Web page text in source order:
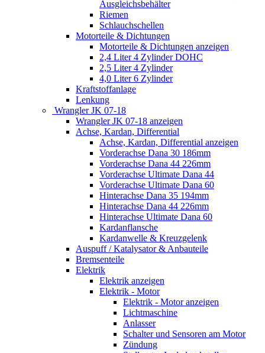
Ausgleichsbehälter
Riemen
Schlauchschellen
Motorteile & Dichtungen
Motorteile & Dichtungen anzeigen
2,4 Liter 4 Zylinder DOHC
2,5 Liter 4 Zylinder
4,0 Liter 6 Zylinder
Kraftstoffanlage
Lenkung
Wrangler JK 07-18
Wrangler JK 07-18 anzeigen
Achse, Kardan, Differential
Achse, Kardan, Differential anzeigen
Vorderachse Dana 30 186mm
Vorderachse Dana 44 226mm
Vorderachse Ultimate Dana 44
Vorderachse Ultimate Dana 60
Hinterachse Dana 35 194mm
Hinterachse Dana 44 226mm
Hinterachse Ultimate Dana 60
Kardanflansche
Kardanwelle & Kreuzgelenk
Auspuff / Katalysator & Anbauteile
Bremsenteile
Elektrik
Elektrik anzeigen
Elektrik - Motor
Elektrik - Motor anzeigen
Lichtmaschine
Anlasser
Schalter und Sensoren am Motor
Zündung